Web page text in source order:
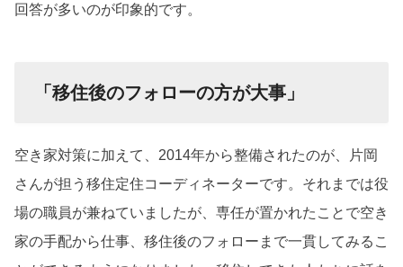
回答が多いのが印象的です。
「移住後のフォローの方が大事」
空き家対策に加えて、2014年から整備されたのが、片岡
さんが担う移住定住コーディネーターです。それまでは役
場の職員が兼ねていましたが、専任が置かれたことで空き
家の手配から仕事、移住後のフォローまで一貫してみるこ